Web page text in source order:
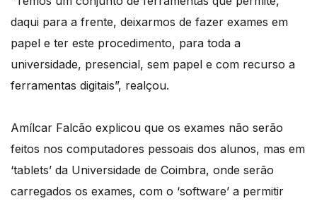
daqui para a frente, deixarmos de fazer exames em
papel e ter este procedimento, para toda a
universidade, presencial, sem papel e com recurso a
ferramentas digitais”, realçou.
Amílcar Falcão explicou que os exames não serão
feitos nos computadores pessoais dos alunos, mas em
‘tablets’ da Universidade de Coimbra, onde serão
carregados os exames, com o ‘software’ a permitir